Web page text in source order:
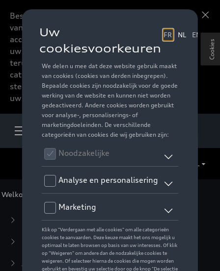
Beste accessoires-lovers,
vanaf nu kan u het hele
accessoire assortiment van
uw favoriete merk
terugvinden in de online
catalogus. Deze kunnen
steeds besteld worden via
uw verdeler.
Welkom Voor u >GTI Collectie >Kleding > Jassen
Business Collectie(59)
Casual Collectie(57)
Active Collectie(30)
Cookies